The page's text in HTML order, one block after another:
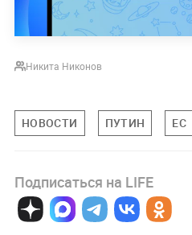
Никита Никонов
НОВОСТИ ПУТИН ЕС
Подписаться на LIFE